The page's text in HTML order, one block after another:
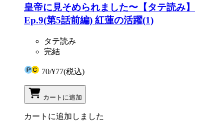
皇帝に見そめられました〜【タテ読み】
Ep.9(第5話前編) 紅蓮の活躍(1)
タテ読み
完結
70/¥77(税込)
カートに追加
カートに追加しました